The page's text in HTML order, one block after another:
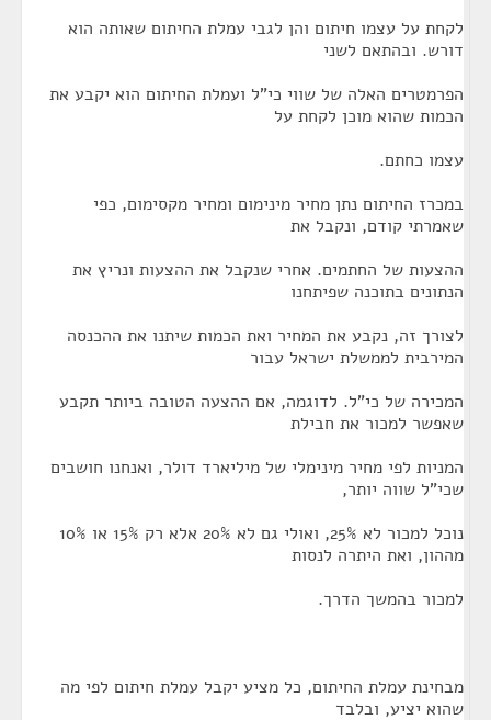
לקחת על עצמו חיתום והן לגבי עמלת החיתום שאותה הוא
דורש. ובהתאם לשני
הפרמטרים האלה של שווי כי"ל ועמלת החיתום הוא יקבע את
הכמות שהוא מוכן לקחת על
עצמו כחתם.
במכרז החיתום נתן מחיר מינימום ומחיר מקסימום, כפי
שאמרתי קודם, ונקבל את
ההצעות של החתמים. אחרי שנקבל את ההצעות ונריץ את
הנתונים בתוכנה שפיתחנו
לצורך זה, נקבע את המחיר ואת הכמות שיתנו את ההכנסה
המירבית לממשלת ישראל עבור
המכירה של כי"ל. לדוגמה, אם ההצעה הטובה ביותר תקבע
שאפשר למכור את חבילת
המניות לפי מחיר מינימלי של מיליארד דולר, ואנחנו חושבים
שכי"ל שווה יותר,
נוכל למכור לא 25%, ואולי גם לא 20% אלא רק 15% או 10%
מההון, ואת היתרה לנסות
למכור בהמשך הדרך.
מבחינת עמלת החיתום, כל מציע יקבל עמלת חיתום לפי מה
שהוא יציע, ובלבד